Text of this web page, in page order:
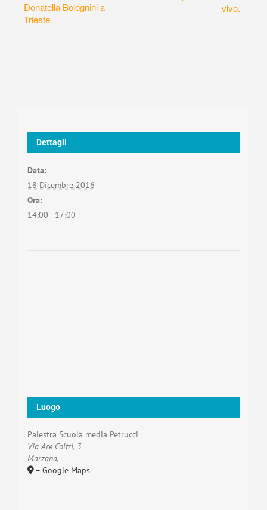
Donatella Bolognini a
Trieste.
vivo.
Dettagli
Data:
18 Dicembre 2016
Ora:
14:00 - 17:00
Luogo
Palestra Scuola media Petrucci
Via Are Coltri, 3
Marzana,
+ Google Maps